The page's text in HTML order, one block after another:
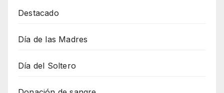
Destacado
Día de las Madres
Día del Soltero